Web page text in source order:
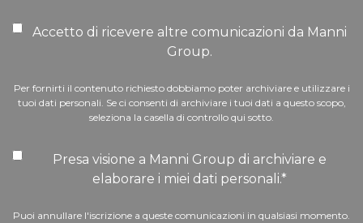
Accetto di ricevere altre comunicazioni da Manni
Group.
Per fornirti il contenuto richiesto dobbiamo poter archiviare e utilizzare i
tuoi dati personali. Se ci consenti di archiviare i tuoi dati a questo scopo,
seleziona la casella di controllo qui sotto.
Presa visione a Manni Group di archiviare e
elaborare i miei dati personali.*
Puoi annullare l'iscrizione a queste comunicazioni in qualsiasi momento.